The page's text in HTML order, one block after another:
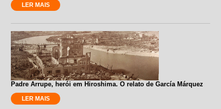
LER MAIS
Padre Arrupe, herói em Hiroshima. O relato de García Márquez
LER MAIS